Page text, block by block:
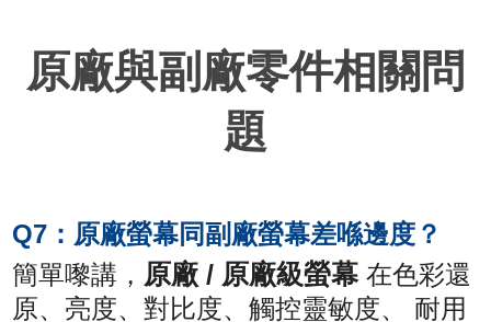
原廠與副廠零件相關問
題
Q7：原廠螢幕同副廠螢幕差喺邊度？
簡單嚟講， 原廠 / 原廠級螢幕在色彩還
原、亮度、對比度、觸控靈敏度、 耐用